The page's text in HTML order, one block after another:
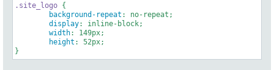
.site_logo {
background-repeat : no-repeat;
display: inline-block;
width: 149px;
height : 52px;
}